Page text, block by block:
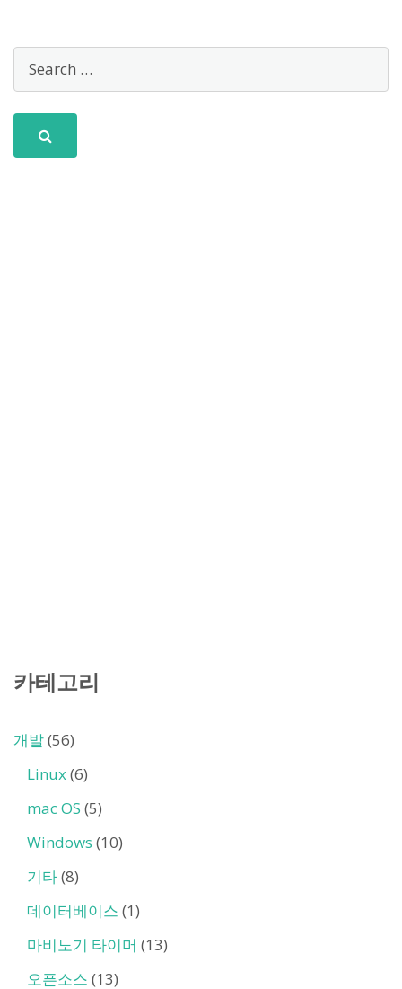
카테고리
개발(56)
Linux(6)
mac OS (5)
Windows (10)
기타(8)
데이터베이스 (1)
마비노기 타이머 (13)
오픈소스 (13)